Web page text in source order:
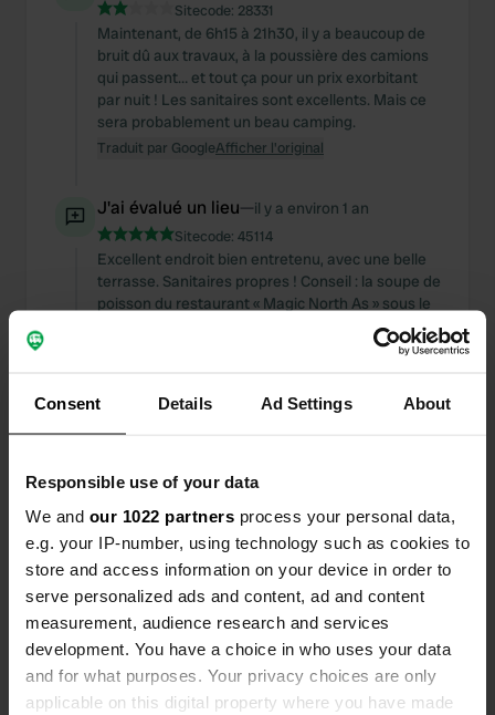
Consent Details Ad Settings About
Responsible use of your data
We and our 1022 partners process your personal data,
e.g. your IP-number, using technology such as cookies to
store and access information on your device in order to
serve personalized ads and content, ad and content
measurement, audience research and services
development. You have a choice in who uses your data
and for what purposes. Your privacy choices are only
applicable on this digital property where you have made
Sitecode: 28331
Maintenant, de 6h15 à 21h30, il y a beaucoup de
bruit dû aux travaux, à la poussière des camions
qui passent… et tout ça pour un prix exorbitant
par nuit ! Les sanitaires sont excellents. Mais ce
sera probablement un beau camping.
Traduit par GoogleAfficher l'original
J'ai évalué un lieu—il y a environ 1 an
Sitecode: 45114
Excellent endroit bien entretenu, avec une belle
terrasse. Sanitaires propres ! Conseil : la soupe de
poisson du restaurant « Magic North As » sous le
J'ai évalué un lieu il y a environ 1 an
bruyant de 7 h à 17 h 30/18 h ! D'où seulement
2 étoiles. Sinon, le camping urbain est excellent,
avec son emplacement, ses installations et son
terrain. Vous pouvez vous rendre en ville à pied
ou à vélo.
Traduit par GoogleAfficher l'original
J'ai évalué un lieu—il y a environ 1 an
Sitecode:26680
Nous sommes d'accord avec l'avis précédent.